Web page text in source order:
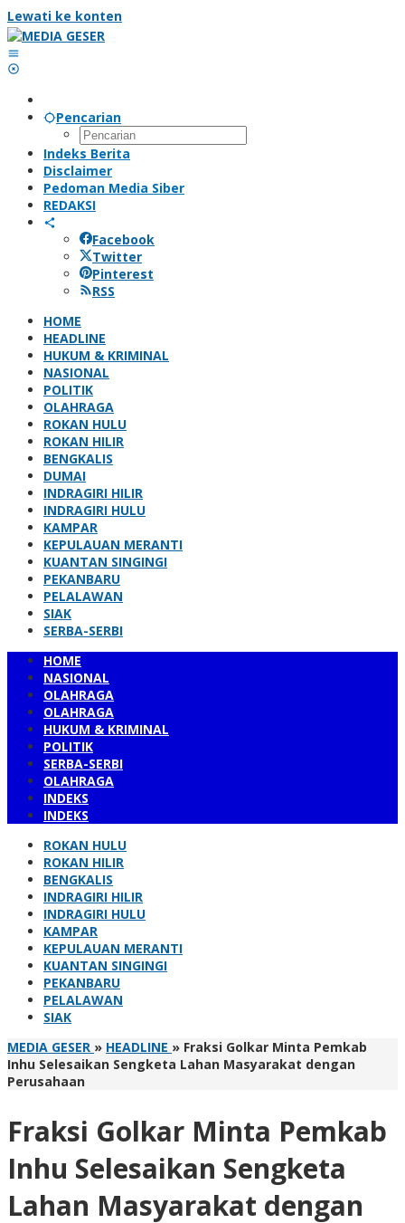
Lewati ke konten
Pencarian
Indeks Berita
Disclaimer
Pedoman Media Siber
REDAKSI
Facebook
Twitter
Pinterest
RSS
HOME
HEADLINE
HUKUM & KRIMINAL
NASIONAL
POLITIK
OLAHRAGA
ROKAN HULU
ROKAN HILIR
BENGKALIS
DUMAI
INDRAGIRI HILIR
INDRAGIRI HULU
KAMPAR
KEPULAUAN MERANTI
KUANTAN SINGINGI
PEKANBARU
PELALAWAN
SIAK
SERBA-SERBI
HOME
NASIONAL
OLAHRAGA
OLAHRAGA
HUKUM & KRIMINAL
POLITIK
SERBA-SERBI
OLAHRAGA
INDEKS
INDEKS
ROKAN HULU
ROKAN HILIR
BENGKALIS
INDRAGIRI HILIR
INDRAGIRI HULU
KAMPAR
KEPULAUAN MERANTI
KUANTAN SINGINGI
PEKANBARU
PELALAWAN
SIAK
MEDIA GESER » HEADLINE » Fraksi Golkar Minta Pemkab
Inhu Selesaikan Sengketa Lahan Masyarakat dengan
Perusahaan
Fraksi Golkar Minta Pemkab
Inhu Selesaikan Sengketa
Lahan Masyarakat dengan